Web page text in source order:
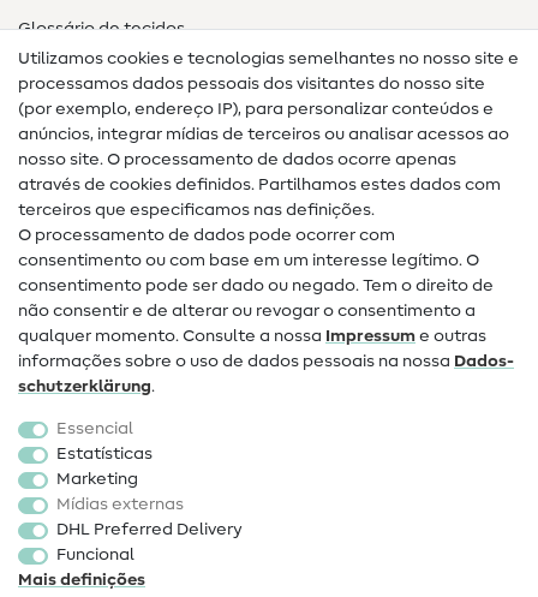
Glossário de tecidos
Guias de costura
Ajuda e contacto
Contacto
Mudança de proprietário
Perguntas frequentes (FAQ)
Direito de cancelamento
Popular
Tecidos
Acessórios de costura
Promoção
Utilizamos cookies e tecnologias semelhantes no nosso site e
processamos dados pessoais dos visitantes do nosso site
(por exemplo, endereço IP), para personalizar conteúdos e
anúncios, integrar mídias de terceiros ou analisar acessos ao
nosso site. O processamento de dados ocorre apenas
através de cookies definidos. Partilhamos estes dados com
terceiros que especificamos nas definições.
O processamento de dados pode ocorrer com
consentimento ou com base em um interesse legítimo. O
consentimento pode ser dado ou negado. Tem o direito de
não consentir e de alterar ou revogar o consentimento a
qualquer momento. Consulte a nossa Impressum e outras
informações sobre o uso de dados pessoais na nossa Dados­
schutz­erklärung.
Essencial
Estatísticas
Marketing
Mídias externas
DHL Preferred Delivery
Funcional
Mais definições